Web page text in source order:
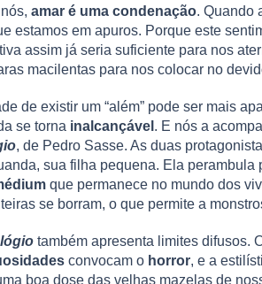
amar é uma condenação. Quando
estamos em apuros. Porque este
assim já seria suficiente para nos
macilentas para nos colocar no
de existir um “além” pode ser mais
se torna inalcançável . E nós a
, de Pedro Sasse. As duas
sua filha pequena. Ela perambula
que permanece no mundo dos
se borram, o que permite a
também apresenta limites difusos.
convocam o horror, e a
boa dose das velhas mazelas de